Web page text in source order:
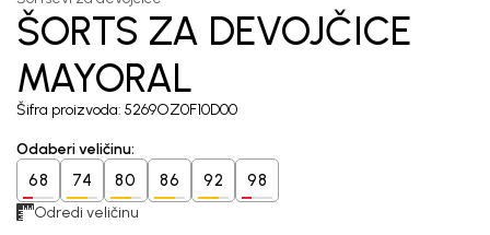
ŠORTS ZA DEVOJČICE
MAYORAL
Šifra proizvoda: 5269OZ0F10D00
Odaberi veličinu:
68 74 80 86 92 98
Odredi veličinu